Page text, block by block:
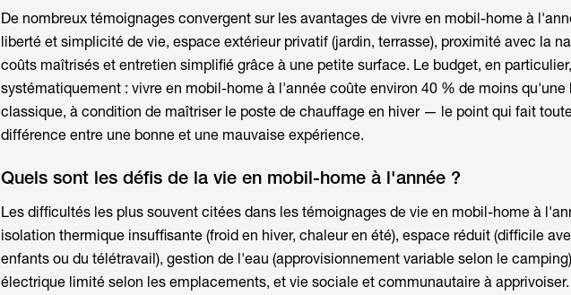
De nombreux témoignages convergent sur les avantages de vivre en mobil-homeà
liberté et simplicité de vie, espace extérieur privatif (jardin, terrasse), proximité avec la
coûts maîtrisés et entretien simplifié grâce à une petite surface. Le budget, en
systématiquement : vivre en mobil-homeà l'année coûte environ 40 % de moins qu'une
classique, à condition de maîtriser le poste de chauffage en hiver — le point qui fait
différence entre une bonne et une mauvaise expérience.
Quels sont les défis de la vie en mobil-home à l'année ?
Les difficultés les plus souvent citées dans les témoignages de vie en mobil-home à
isolation thermique insuffisante (froid en hiver, chaleur en été), espace réduit (difficile
enfants ou du télétravail), gestion de l'eau (approvisionnement variable selon le
électrique limité selon les emplacements, et vie sociale et communautaire à